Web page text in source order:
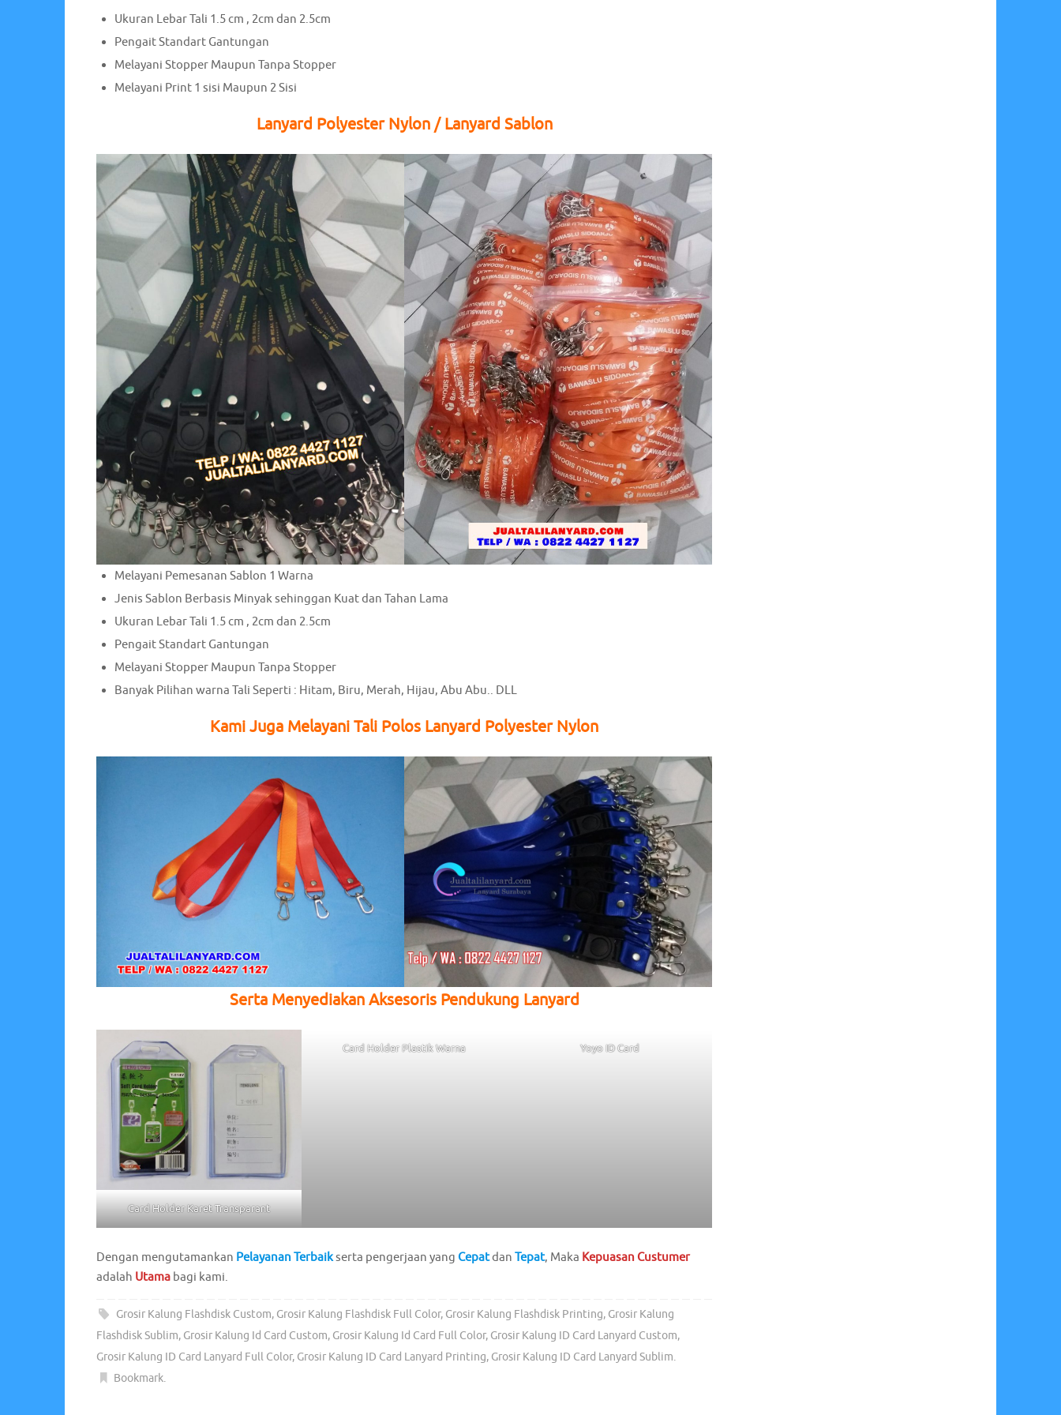
Ukuran Lebar Tali 1.5 cm , 2cm dan 2.5cm
Pengait Standart Gantungan
Melayani Stopper Maupun Tanpa Stopper
Melayani Print 1 sisi Maupun 2 Sisi
Lanyard Polyester Nylon / Lanyard Sablon
Melayani Pemesanan Sablon 1 Warna
Jenis Sablon Berbasis Minyak sehinggan Kuat dan Tahan Lama
Ukuran Lebar Tali 1.5 cm , 2cm dan 2.5cm
Pengait Standart Gantungan
Melayani Stopper Maupun Tanpa Stopper
Banyak Pilihan warna Tali Seperti : Hitam, Biru, Merah, Hijau, Abu Abu.. DLL
Kami Juga Melayani Tali Polos Lanyard Polyester Nylon
Serta Menyediakan Aksesoris Pendukung Lanyard
Card Holder Karet Transparant
Card Holder Plastik Warna Yoyo ID Card
Dengan mengutamankan Pelayanan Terbaikserta pengerjaan yang Cepatdan Tepat, Maka Kepuasan Custumer
adalah Utama bagi kami.
Grosir Kalung Flashdisk Custom, Grosir Kalung Flashdisk Full Color, Grosir Kalung Flashdisk Printing, Grosir Kalung
Flashdisk Sublim, Grosir Kalung Id Card Custom, Grosir Kalung Id Card Full Color, Grosir Kalung ID Card Lanyard Custom,
Grosir Kalung ID Card Lanyard Full Color, Grosir Kalung ID Card Lanyard Printing, Grosir Kalung ID Card Lanyard Sublim.
Bookmark.